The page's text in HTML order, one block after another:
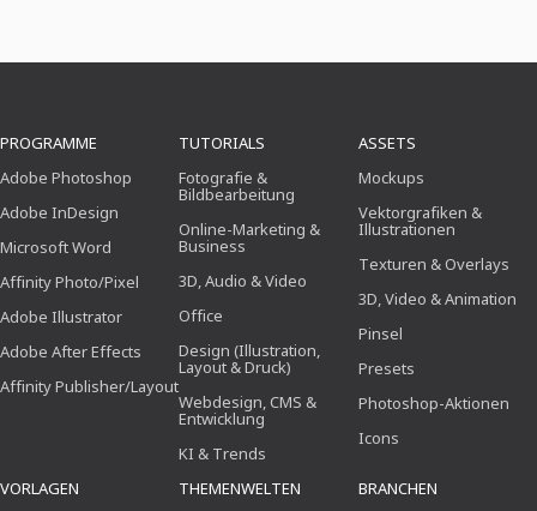
PROGRAMME
Adobe Photoshop
Adobe InDesign
Microsoft Word
Affinity Photo/Pixel
Adobe Illustrator
Adobe After Effects
Affinity Publisher/Layout
TUTORIALS
Fotografie &
Bildbearbeitung
Online-Marketing &
Business
3D, Audio & Video
Office
Design (Illustration,
Layout & Druck)
Webdesign, CMS &
Entwicklung
KI & Trends
ASSETS
Mockups
Vektorgrafiken &
Illustrationen
Texturen & Overlays
3D, Video & Animation
Pinsel
Presets
Photoshop-Aktionen
Icons
VORLAGEN
THEMENWELTEN
BRANCHEN